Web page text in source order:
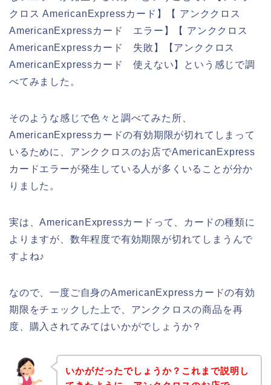
クロス AmericanExpressカード】【 アンククロス
AmericanExpressカード エラー】【 アンククロス
AmericanExpressカード 失敗】【アンククロス
AmericanExpressカード 使えない】という感じで調
べてみました。
そのような感じで色々と調べてみた所、
AmericanExpressカードの有効期限が切れてしまって
いるために、アンククロスのお店でAmericanExpress
カードエラーが発生している人が多くいることが分か
りました。
実は、AmericanExpressカードって、カードの種類に
よりますが、数年程度で有効期限が切れてしまうんで
すよね♪
なので、一度ご自身のAmericanExpressカードの有効
期限をチェックした上で、アンククロスの商品を再
度、購入されてみてはいかがでしょうか？
いかがだったでしょうか？これまで説明し